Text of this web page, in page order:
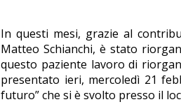
In questi mesi, grazie al
Matteo Schianchi, è stato
questo paziente lavoro di
presentato ieri, mercoledì 21
futuro” che si è svolto presso il